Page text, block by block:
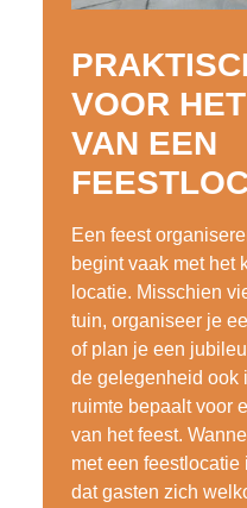
VOOR
VAN EEN
Een feest
begint vaak met het
locatie. Misschien
tuin, organiseer je
of plan je een
de gelegenheid ook
ruimte bepaalt voor
van het feest.
met een
dat gasten zich